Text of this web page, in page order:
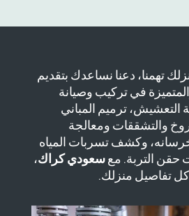
تهمنا، دعنا نساعدك بتقديم
في تركيب وصيانة
التعشيش، ترميم المباني
والتشققات ومعالجة
وكشف تسربات المياه
حقن التربة. مع سعودي كراك،
كل تفاصيل منزلك.